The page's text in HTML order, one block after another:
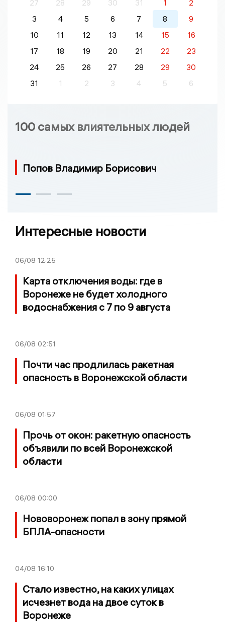
27 28 29 30 31 1
2
3
4 5 6 7 8
9
10
11 12 13 14 15
16
17
18 19 20 21 22
23
24
25 26 27 28 29
30
31
1 2 3 4 5 6
100 самых влиятельных людей
Попов Владимир Борисович
Интересные новости
06/08 12:25
Карта отключения воды: где в
Воронеже не будет холодного
водоснабжения с 7 по 9 августа
06/08 02:51
Почти час продлилась ракетная
опасность в Воронежской области
06/08 01:57
Прочь от окон: ракетную опасность
объявили по всей Воронежской
области
06/08 00:00
Нововоронеж попал в зону прямой
БПЛА-опасности
04/08 16:10
Стало известно, на каких улицах
исчезнет вода на двое суток в
Воронеже